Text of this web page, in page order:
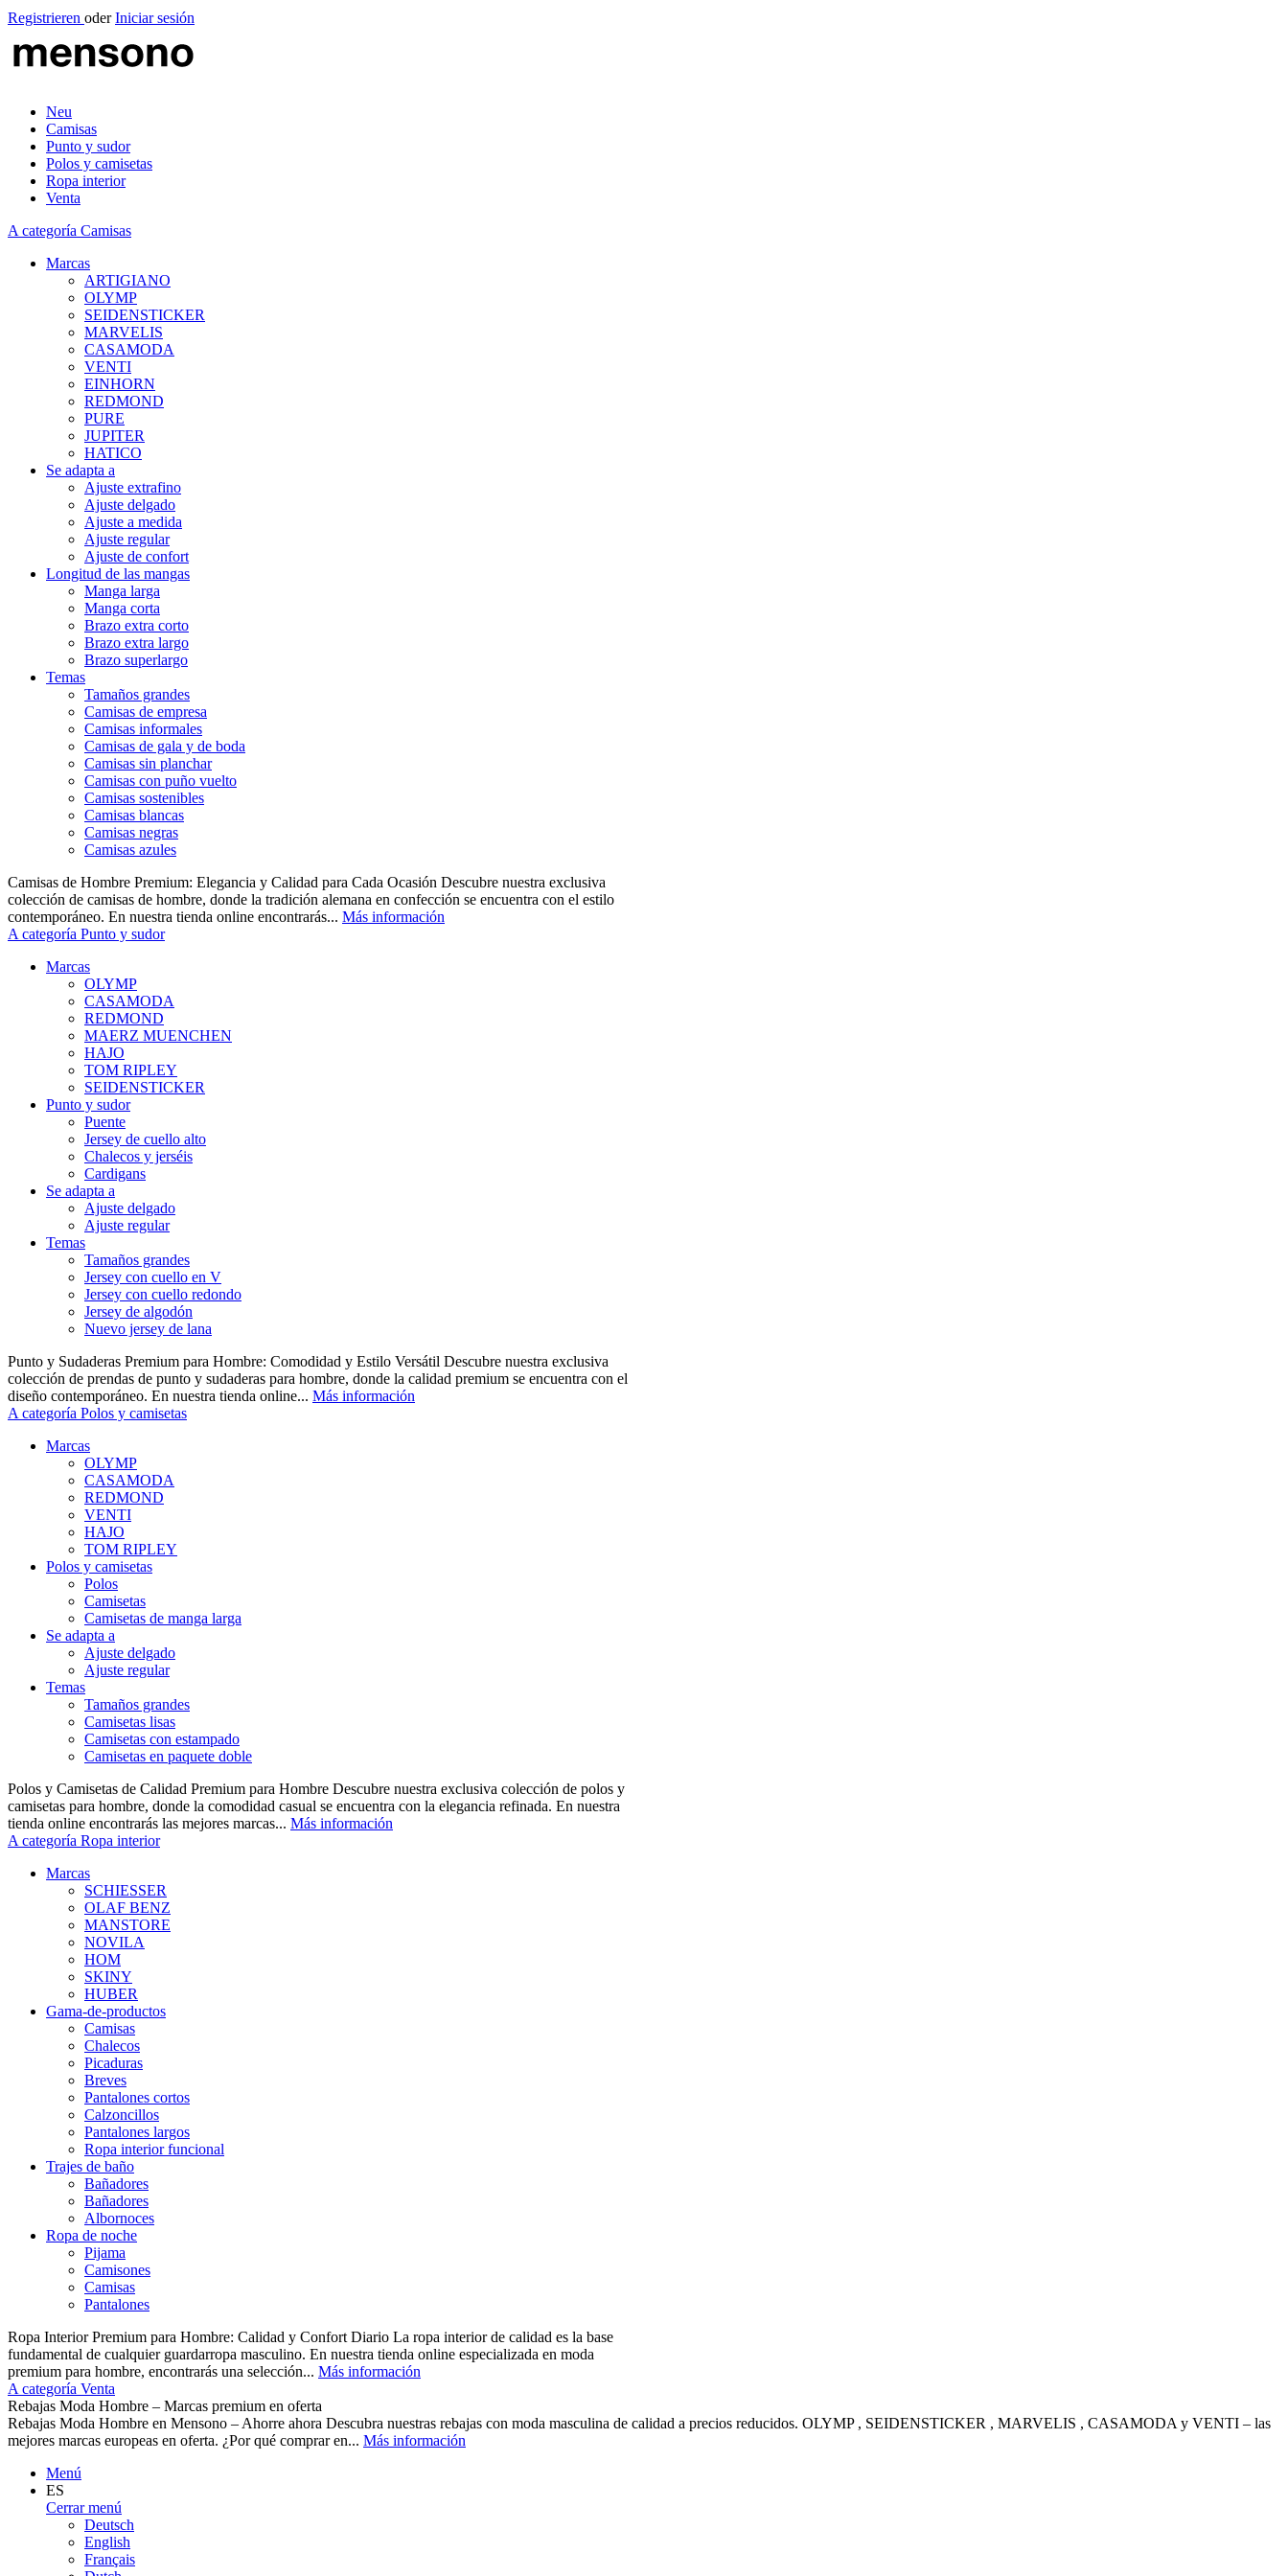
Registrieren oder Iniciar sesión
Neu
Camisas
Punto y sudor
Polos y camisetas
Ropa interior
Venta
A categoría Camisas
Marcas
ARTIGIANO
OLYMP
SEIDENSTICKER
MARVELIS
CASAMODA
VENTI
EINHORN
REDMOND
PURE
JUPITER
HATICO
Se adapta a
Ajuste extrafino
Ajuste delgado
Ajuste a medida
Ajuste regular
Ajuste de confort
Longitud de las mangas
Manga larga
Manga corta
Brazo extra corto
Brazo extra largo
Brazo superlargo
Temas
Tamaños grandes
Camisas de empresa
Camisas informales
Camisas de gala y de boda
Camisas sin planchar
Camisas con puño vuelto
Camisas sostenibles
Camisas blancas
Camisas negras
Camisas azules
Camisas de Hombre Premium: Elegancia y Calidad para Cada Ocasión Descubre nuestra exclusiva
colección de camisas de hombre, donde la tradición alemana en confección se encuentra con el estilo
contemporáneo. En nuestra tienda online encontrarás... Más información
A categoría Punto y sudor
Marcas
OLYMP
CASAMODA
REDMOND
MAERZ MUENCHEN
HAJO
TOM RIPLEY
SEIDENSTICKER
Punto y sudor
Puente
Jersey de cuello alto
Chalecos y jerséis
Cardigans
Se adapta a
Ajuste delgado
Ajuste regular
Temas
Tamaños grandes
Jersey con cuello en V
Jersey con cuello redondo
Jersey de algodón
Nuevo jersey de lana
Punto y Sudaderas Premium para Hombre: Comodidad y Estilo Versátil Descubre nuestra exclusiva
colección de prendas de punto y sudaderas para hombre, donde la calidad premium se encuentra con el
diseño contemporáneo. En nuestra tienda online... Más información
A categoría Polos y camisetas
Marcas
OLYMP
CASAMODA
REDMOND
VENTI
HAJO
TOM RIPLEY
Polos y camisetas
Polos
Camisetas
Camisetas de manga larga
Se adapta a
Ajuste delgado
Ajuste regular
Temas
Tamaños grandes
Camisetas lisas
Camisetas con estampado
Camisetas en paquete doble
Polos y Camisetas de Calidad Premium para Hombre Descubre nuestra exclusiva colección de polos y
camisetas para hombre, donde la comodidad casual se encuentra con la elegancia refinada. En nuestra
tienda online encontrarás las mejores marcas... Más información
A categoría Ropa interior
Marcas
SCHIESSER
OLAF BENZ
MANSTORE
NOVILA
HOM
SKINY
HUBER
Gama-de-productos
Camisas
Chalecos
Picaduras
Breves
Pantalones cortos
Calzoncillos
Pantalones largos
Ropa interior funcional
Trajes de baño
Bañadores
Bañadores
Albornoces
Ropa de noche
Pijama
Camisones
Camisas
Pantalones
Ropa Interior Premium para Hombre: Calidad y Confort Diario La ropa interior de calidad es la base
fundamental de cualquier guardarropa masculino. En nuestra tienda online especializada en moda
premium para hombre, encontrarás una selección... Más información
A categoría Venta
Rebajas Moda Hombre – Marcas premium en oferta
Rebajas Moda Hombre en Mensono – Ahorre ahora Descubra nuestras rebajas con moda masculina de calidad a precios reducidos. OLYMP , SEIDENSTICKER , MARVELIS , CASAMODA y VENTI – las
mejores marcas europeas en oferta. ¿Por qué comprar en... Más información
Menú
ES
Cerrar menú
Deutsch
English
Français